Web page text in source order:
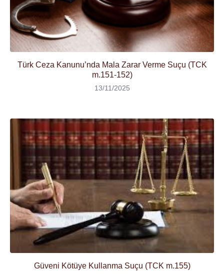
Türk Ceza Kanunu’nda Mala Zarar Verme Suçu (TCK
m.151-152)
13/11/2025
Güveni Kötüye Kullanma Suçu (TCK m.155)